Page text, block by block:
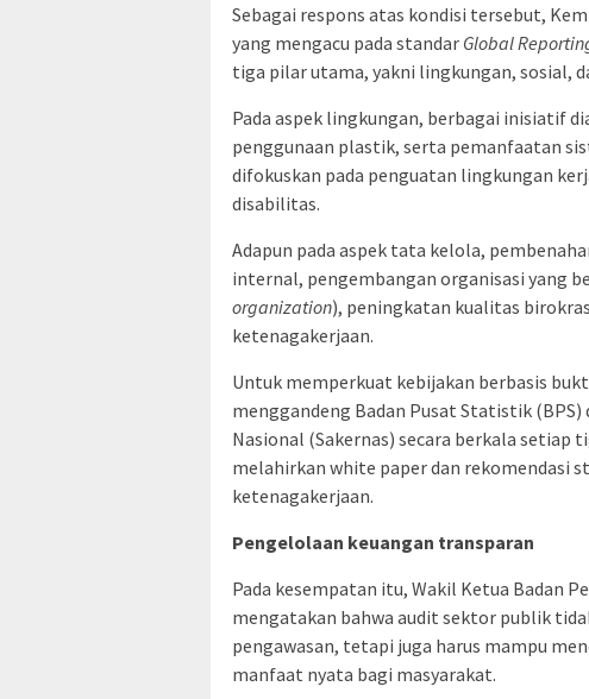
Sebagai respons atas kondisi tersebut,
yang mengacu pada standar Global
tiga pilar utama, yakni lingkungan, sosial,
Pada aspek lingkungan, berbagai inisiatif
penggunaan plastik, serta pemanfaatan
difokuskan pada penguatan lingkungan
disabilitas.
Adapun pada aspek tata kelola,
internal, pengembangan organisasi yang
organization), peningkatan kualitas
ketenagakerjaan.
Untuk memperkuat kebijakan berbasis
menggandeng Badan Pusat Statistik
Nasional (Sakernas) secara berkala setiap
melahirkan white paper dan rekomendasi
ketenagakerjaan.
Pengelolaan keuangan transparan
Pada kesempatan itu, Wakil Ketua Badan
mengatakan bahwa audit sektor publik
pengawasan, tetapi juga harus mampu
manfaat nyata bagi masyarakat.